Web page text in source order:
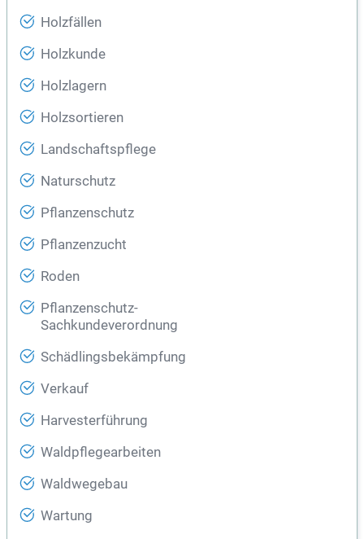
Holzfällen
Holzkunde
Holzlagern
Holzsortieren
Landschaftspflege
Naturschutz
Pflanzenschutz
Pflanzenzucht
Roden
Pflanzenschutz-
Sachkundeverordnung
Schädlingsbekämpfung
Verkauf
Harvesterführung
Waldpflegearbeiten
Waldwegebau
Wartung